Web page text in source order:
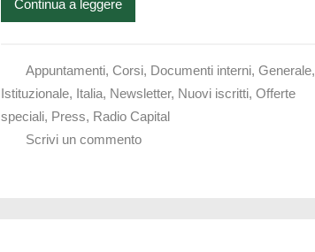
Continua a leggere
Appuntamenti, Corsi, Documenti interni, Generale,
Istituzionale, Italia, Newsletter, Nuovi iscritti,Offerte
speciali, Press, Radio Capital
Scrivi un commento